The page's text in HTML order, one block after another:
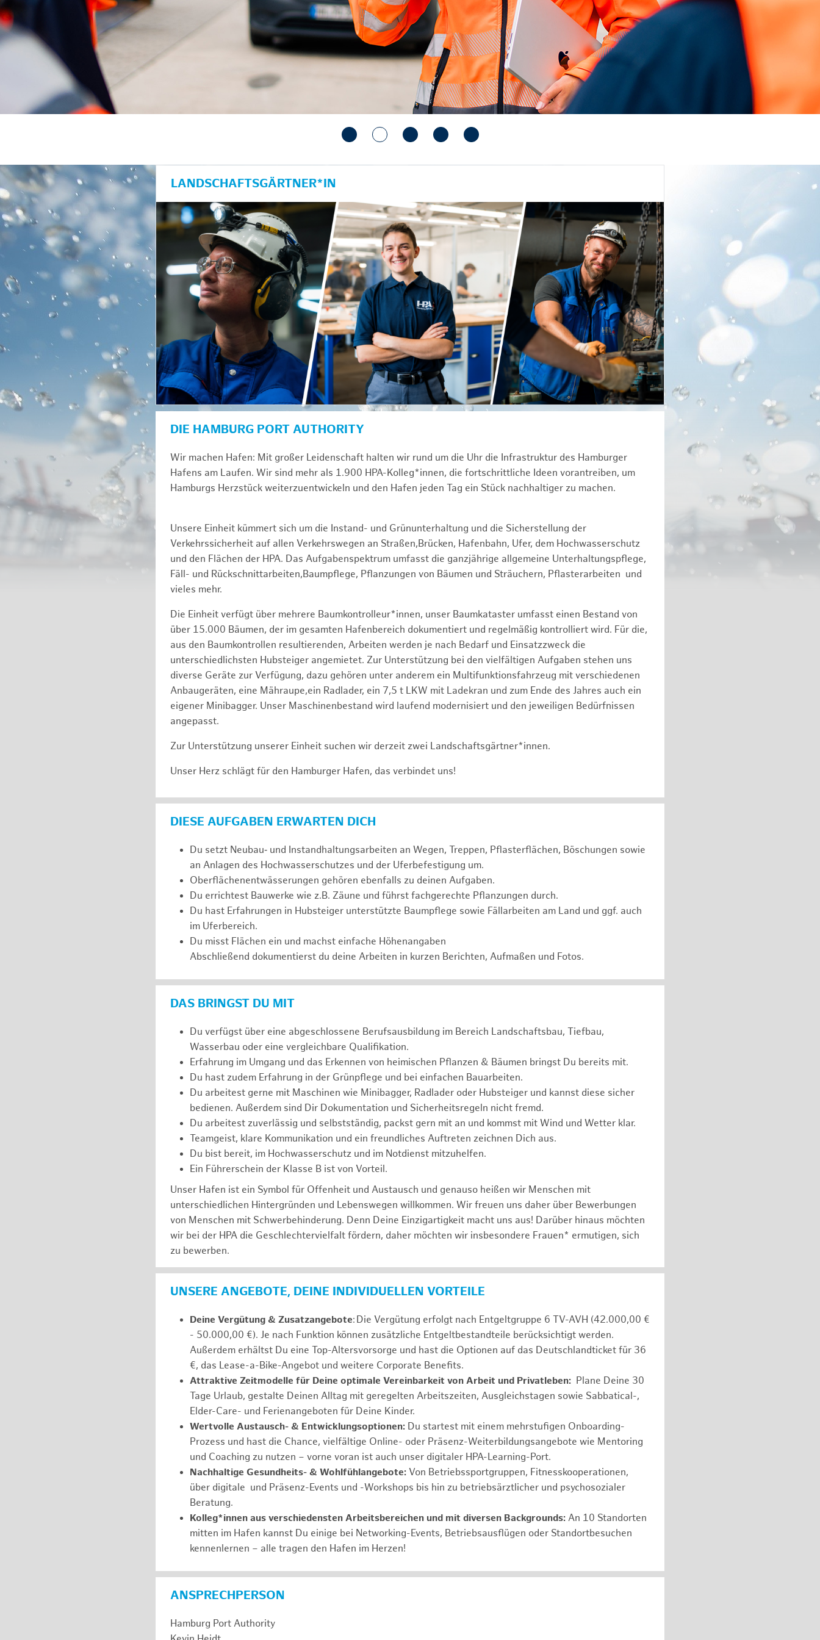
anzeigen/schließen
LANDSCHAFTSGÄRTNER*IN
DIE HAMBURG PORT AUTHORITY
Wir machen Hafen: Mit großer Leidenschaft halten wir rund um die Uhr die Infrastruktur des Hamburger
Hafens am Laufen. Wir sind mehr als 1.900 HPA-Kolleg*innen, die fortschrittliche Ideen vorantreiben, um
Hamburgs Herzstück weiterzuentwickeln und den Hafen jeden Tag ein Stück nachhaltiger zu machen.
Unsere Einheit kümmert sich um die Instand- und Grünunterhaltung und die Sicherstellung der
Verkehrssicherheit auf allen Verkehrswegen an Straßen,Brücken, Hafenbahn, Ufer, dem Hochwasserschutz
und den Flächen der HPA. Das Aufgabenspektrum umfasst die ganzjährige allgemeine Unterhaltungspflege,
Fäll- und Rückschnittarbeiten,Baumpflege, Pflanzungen von Bäumen und Sträuchern, Pflasterarbeiten und
vieles mehr.
Die Einheit verfügt über mehrere Baumkontrolleur*innen, unser Baumkataster umfasst einen Bestand von
über 15.000 Bäumen, der im gesamten Hafenbereich dokumentiert und regelmäßig kontrolliert wird. Für die,
aus den Baumkontrollen resultierenden, Arbeiten werden je nach Bedarf und Einsatzzweck die
unterschiedlichsten Hubsteiger angemietet. Zur Unterstützung bei den vielfältigen Aufgaben stehen uns
diverse Geräte zur Verfügung, dazu gehören unter anderem ein Multifunktionsfahrzeug mit verschiedenen
Anbaugeräten, eine Mähraupe,ein Radlader, ein 7,5 t LKW mit Ladekran und zum Ende des Jahres auch ein
eigener Minibagger. Unser Maschinenbestand wird laufend modernisiert und den jeweiligen Bedürfnissen
angepasst.
Zur Unterstützung unserer Einheit suchen wir derzeit zwei Landschaftsgärtner*innen.
Unser Herz schlägt für den Hamburger Hafen, das verbindet uns!
DIESE AUFGABEN ERWARTEN DICH
Du setzt Neubau‑ und Instandhaltungsarbeiten an Wegen, Treppen, Pflasterflächen, Böschungen sowie
an Anlagen des Hochwasserschutzes und der Uferbefestigung um.
Oberflächenentwässerungen gehören ebenfalls zu deinen Aufgaben.
Du errichtest Bauwerke wie z.B. Zäune und führst fachgerechte Pflanzungen durch.
Du hast Erfahrungen in Hubsteiger unterstützte Baumpflege sowie Fällarbeiten am Land und ggf. auch
im Uferbereich.
Du misst Flächen ein und machst einfache Höhenangaben
Abschließend dokumentierst du deine Arbeiten in kurzen Berichten, Aufmaßen und Fotos.
DAS BRINGST DU MIT
Du verfügst über eine abgeschlossene Berufsausbildung im Bereich Landschaftsbau, Tiefbau,
Wasserbau oder eine vergleichbare Qualifikation.
Erfahrung im Umgang und das Erkennen von heimischen Pflanzen & Bäumen bringst Du bereits mit.
Du hast zudem Erfahrung in der Grünpflege und bei einfachen Bauarbeiten.
Du arbeitest gerne mit Maschinen wie Minibagger, Radlader oder Hubsteiger und kannst diese sicher
bedienen. Außerdem sind Dir Dokumentation und Sicherheitsregeln nicht fremd.
Du arbeitest zuverlässig und selbstständig, packst gern mit an und kommst mit Wind und Wetter klar.
Teamgeist, klare Kommunikation und ein freundliches Auftreten zeichnen Dich aus.
Du bist bereit, im Hochwasserschutz und im Notdienst mitzuhelfen.
Ein Führerschein der Klasse B ist von Vorteil.
Unser Hafen ist ein Symbol für Offenheit und Austausch und genauso heißen wir Menschen mit
unterschiedlichen Hintergründen und Lebenswegen willkommen. Wir freuen uns daher über Bewerbungen
von Menschen mit Schwerbehinderung. Denn Deine Einzigartigkeit macht uns aus! Darüber hinaus möchten
wir bei der HPA die Geschlechtervielfalt fördern, daher möchten wir insbesondere Frauen* ermutigen, sich
zu bewerben.
UNSERE ANGEBOTE, DEINE INDIVIDUELLEN VORTEILE
Deine Vergütung & Zusatzangebote: Die Vergütung erfolgt nach Entgeltgruppe 6 TV-AVH (42.000,00 €
- 50.000,00 €). Je nach Funktion können zusätzliche Entgeltbestandteile berücksichtigt werden.
Außerdem erhältst Du eine Top-Altersvorsorge und hast die Optionen auf das Deutschlandticket für 36
€, das Lease-a-Bike-Angebot und weitere Corporate Benefits.
Attraktive Zeitmodelle für Deine optimale Vereinbarkeit von Arbeit und Privatleben: Plane Deine 30
Tage Urlaub, gestalte Deinen Alltag mit geregelten Arbeitszeiten, Ausgleichstagen sowie Sabbatical-,
Elder-Care- und Ferienangeboten für Deine Kinder.
Wertvolle Austausch- & Entwicklungsoptionen: Du startest mit einem mehrstufigen Onboarding-
Prozess und hast die Chance, vielfältige Online- oder Präsenz-Weiterbildungsangebote wie Mentoring
und Coaching zu nutzen – vorne voran ist auch unser digitaler HPA-Learning-Port.
Nachhaltige Gesundheits- & Wohlfühlangebote: Von Betriebssportgruppen, Fitnesskooperationen,
über digitale und Präsenz-Events und -Workshops bis hin zu betriebsärztlicher und psychosozialer
Beratung.
Kolleg*innen aus verschiedensten Arbeitsbereichen und mit diversen Backgrounds: An 10 Standorten
mitten im Hafen kannst Du einige bei Networking-Events, Betriebsausflügen oder Standortbesuchen
kennenlernen – alle tragen den Hafen im Herzen!
ANSPRECHPERSON
Hamburg Port Authority